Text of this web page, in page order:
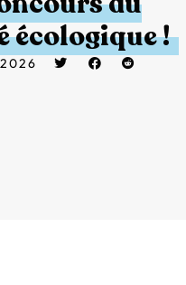
écologique !